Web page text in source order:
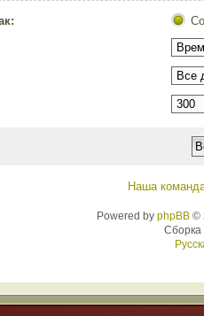
Наша
Powered by phpBB©